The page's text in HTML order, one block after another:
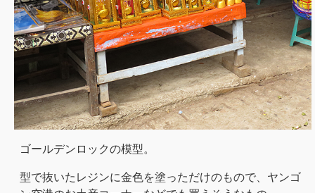
ゴールデンロックの模型。
型で抜いたレジンに金色を塗っただけのもので、ヤンゴ